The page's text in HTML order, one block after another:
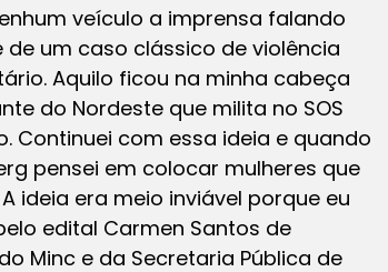
veículo a imprensa falando
um caso clássico de violência
Aquilo ficou na minha cabeça
do Nordeste que milita no SOS
Continuei com essa ideia e quando
pensei em colocar mulheres que
ideia era meio inviável porque eu
edital Carmen Santos de
Minc e da Secretaria Pública de